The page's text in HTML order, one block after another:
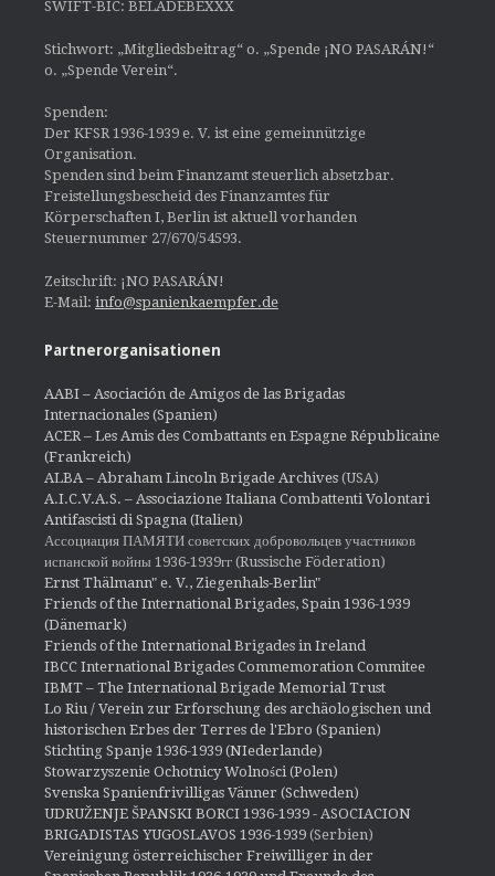
SWIFT-BIC: BELADEBEXXX
Stichwort: „Mitgliedsbeitrag“ o. „Spende ¡NO PASARÁN!“
o. „Spende Verein“.
Spenden:
Der KFSR 1936-1939 e. V. ist eine gemeinnützige
Organisation.
Spenden sind beim Finanzamt steuerlich absetzbar.
Freistellungsbescheid des Finanzamtes für
Körperschaften I, Berlin ist aktuell vorhanden
Steuernummer 27/670/54593.
Zeitschrift: ¡NO PASARÁN!
E-Mail: info@spanienkaempfer.de
Partnerorganisationen
AABI – Asociación de Amigos de las Brigadas
Internacionales (Spanien)
ACER – Les Amis des Combattants en Espagne Républicaine
(Frankreich)
ALBA – Abraham Lincoln Brigade Archives (USA)
A.I.C.V.A.S. – Associazione Italiana Combattenti Volontari
Antifascisti di Spagna (Italien)
Ассоциация ПАМЯТИ советских добровольцев участников
испанской войны 1936-1939гг (Russische Föderation)
Ernst Thälmann" e. V., Ziegenhals-Berlin"
Friends of the International Brigades, Spain 1936-1939
(Dänemark)
Friends of the International Brigades in Ireland
IBCC International Brigades Commemoration Commitee
IBMT – The International Brigade Memorial Trust
Lo Riu / Verein zur Erforschung des archäologischen und
historischen Erbes der Terres de l'Ebro (Spanien)
Stichting Spanje 1936-1939 (NIederlande)
Stowarzyszenie Ochotnicy Wolności (Polen)
Svenska Spanienfrivilligas Vänner (Schweden)
UDRUŽENJE ŠPANSKI BORCI 1936-1939 - ASOCIACION
BRIGADISTAS YUGOSLAVOS 1936-1939 (Serbien)
Vereinigung österreichischer Freiwilliger in der